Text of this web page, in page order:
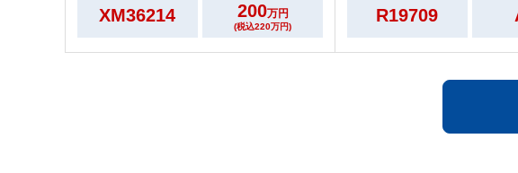
XM36214 200万円
(税込220万円)
R19709